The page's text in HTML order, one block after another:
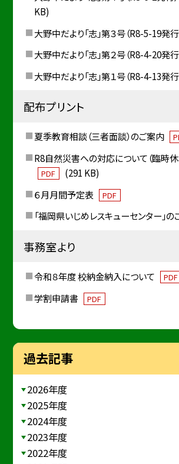
KB)
大野中だより「志」第３号（R8-5-19発行
大野中だより「志」第２号（R8-4-20発行
大野中だより「志」第１号（R8-4-13発行
配布プリント
夏季教育相談（三者面談）のご案内
R8自然災害への対応について（臨時休
PDF
(291 KB)
６月月間予定表
PDF
「福岡県いじめレスキューセンター」の
事務室より
令和８年度 校納金納入について PDF
学割申請書 PDF
過去記事
2026年度
2025年度
2024年度
2023年度
2022年度